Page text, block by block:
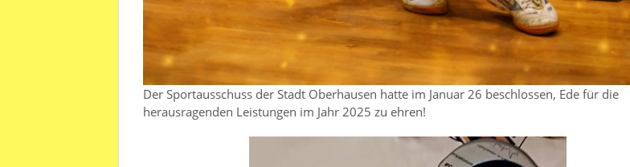
Der Sportausschuss der Stadt Oberhausen hatte im Januar 26 beschlossen, Ede für die
herausragenden Leistungen im Jahr 2025 zu ehren!